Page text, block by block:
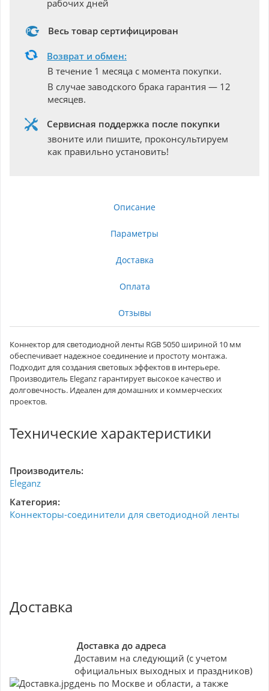
рабочих дней
Весь товар сертифицирован
Возврат и обмен:
В течение 1 месяца с момента покупки.
В случае заводского брака гарантия — 12
месяцев.
Сервисная поддержка после покупки
звоните или пишите, проконсультируем
как правильно установить!
Описание
Параметры
Доставка
Оплата
Отзывы
Коннектор для светодиодной ленты RGB 5050 шириной 10 мм
обеспечивает надежное соединение и простоту монтажа.
Подходит для создания световых эффектов в интерьере.
Производитель Eleganz гарантирует высокое качество и
долговечность. Идеален для домашних и коммерческих
проектов.
Технические характеристики
Производитель:
Eleganz
Категория:
Коннекторы-соединители для светодиодной ленты
Доставка
Доставка до адреса
Доставим на следующий (с учетом
официальных выходных и праздников)
день по Москве и области, а также